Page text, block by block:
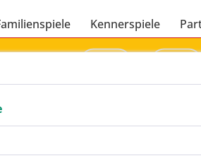
Kennerspiele